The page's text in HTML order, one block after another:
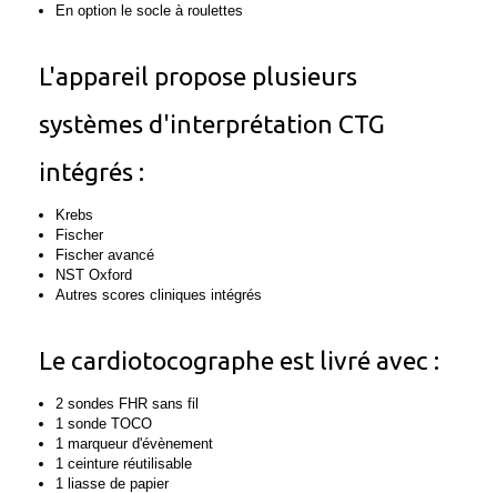
En option le socle à roulettes
L'appareil propose plusieurs
systèmes d'interprétation CTG
intégrés :
Krebs
Fischer
Fischer avancé
NST Oxford
Autres scores cliniques intégrés
Le cardiotocographe est livré avec :
2 sondes FHR sans fil
1 sonde TOCO
1 marqueur d'évènement
1 ceinture réutilisable
1 liasse de papier